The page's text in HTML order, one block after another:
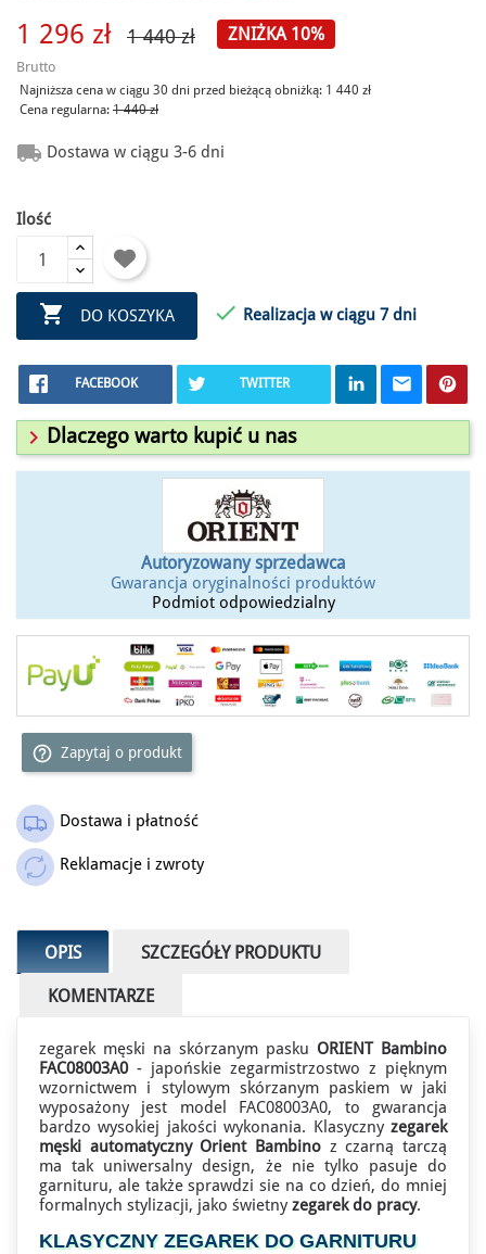
1 296 zł 1 440 zł ZNIŻKA 10%
Brutto
Najniższa cena w ciągu 30 dni przed bieżącą obniżką: 1 440 zł
Cena regularna: 1 440 zł
 Dostawa w ciągu 3-6 dni
Ilość
 DO KOSZYKA  Realizacja w ciągu 7 dni
FACEBOOK TWITTER
 Dlaczego warto kupić u nas
Autoryzowany sprzedawca
Gwarancja oryginalności produktów
Podmiot odpowiedzialny
help_outline Zapytaj o produkt
Dostawa i płatność
Reklamacje i zwroty
OPIS SZCZEGÓŁY PRODUKTU
KOMENTARZE
zegarek męski na skórzanym pasku ORIENT Bambino
FAC08003A0- japońskie zegarmistrzostwo z pięknym
wzornictwem i stylowym skórzanym paskiem w jaki
wyposażony jest model FAC08003A0, to gwarancja
bardzo wysokiej jakości wykonania. Klasyczny zegarek
męski automatyczny Orient Bambino z czarną tarczą
ma tak uniwersalny design, że nie tylko pasuje do
garnituru, ale także sprawdzi sie na co dzień, do mniej
formalnych stylizacji, jako świetny zegarek do pracy.
KLASYCZNY ZEGAREK DO GARNITURU